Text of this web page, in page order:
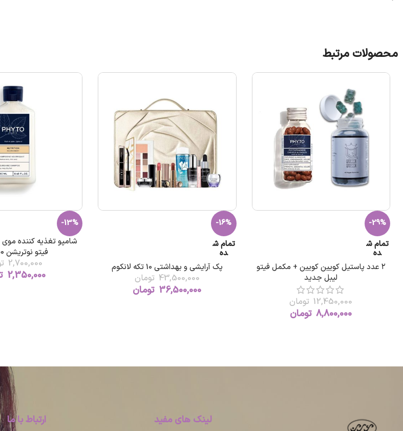
محصولات مرتبط
-29%
تمام ش
ده
۲ عدد پاستیل کویین کویین + مکمل فیتو
لیبل جدید
12,450,000 تومان
8,800,000 تومان
-16%
تمام ش
ده
پک آرایشی و بهداشتی 10 تکه لانکوم
43,500,000 تومان
36,500,000 تومان
-13%
شامپو تغذیه کننده
فیتو نوتریشن ۲۵۰میل
2,700,000
2,350,000
لینک های مفید ارتباط با ما